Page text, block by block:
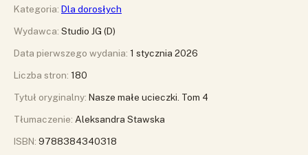
Kategoria: Dla dorosłych
Wydawca: Studio JG (D)
Data pierwszego wydania: 1 stycznia 2026
Liczba stron: 180
Tytuł oryginalny: Nasze małe ucieczki. Tom 4
Tłumaczenie: Aleksandra Stawska
ISBN: 9788384340318